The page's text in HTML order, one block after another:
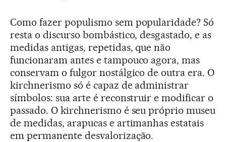
Como fazer populismo sem popularidade? Só
resta o discurso bombástico, desgastado, e as
medidas antigas, repetidas, que não
funcionaram antes e tampouco agora, mas
conservam o fulgor nostálgico de outra era. O
kirchnerismo só é capaz de administrar
símbolos: sua arte é reconstruir e modificar o
passado. O kirchnerismo é seu próprio museu
de medidas, arapucas e artimanhas estatais
em permanente desvalorização.